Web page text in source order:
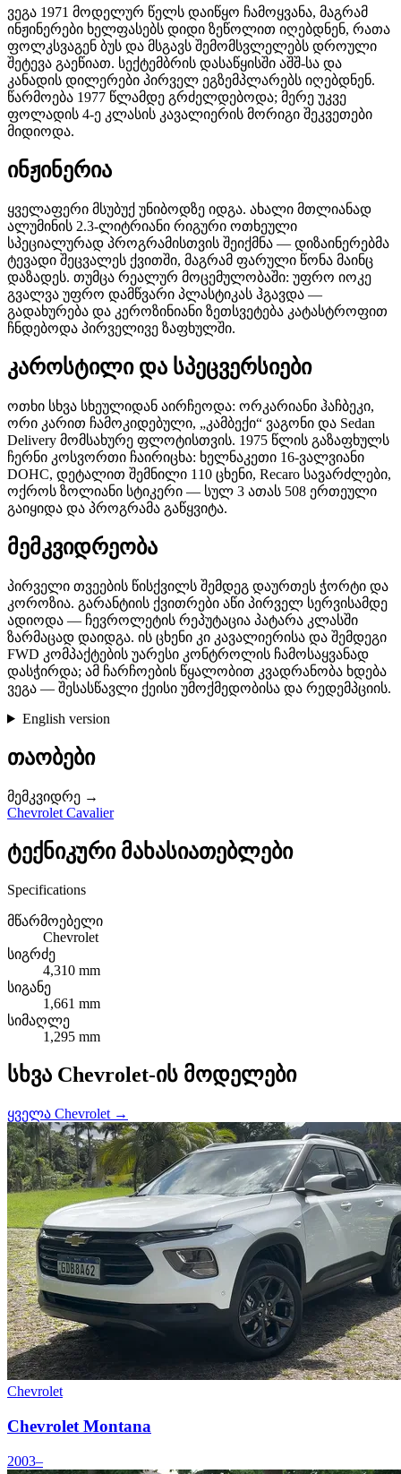
ვეგა 1971 მოდელურ წელს დაიწყო ჩამოყვანა, მაგრამ
ინჟინერები ხელფასებს დიდი ზეწოლით იღებდნენ, რათა
ფოლკსვაგენ ბუს და მსგავს შემომსვლელებს დროული
შეტევა გაეწიათ. სექტემბრის დასაწყისში აშშ-სა და
კანადის დილერები პირველ ეგზემპლარებს იღებდნენ.
წარმოება 1977 წლამდე გრძელდებოდა; მერე უკვე
ფოლადის 4-ე კლასის კავალიერის მორიგი შეკვეთები
მიდიოდა.
ინჟინერია
ყველაფერი მსუბუქ უნიბოდზე იდგა. ახალი მთლიანად
ალუმინის 2.3-ლიტრიანი რიგური ოთხეული
სპეციალურად პროგრამისთვის შეიქმნა — დიზაინერებმა
ტევადი შეცვალეს ქვითში, მაგრამ ფარული წონა მაინც
დაზადეს. თუმცა რეალურ მოცემულობაში: უფრო იოკე
გვალვა უფრო დამწვარი პლასტიკას ჰგავდა —
გადახურება და კეროზინიანი ზეთსვეტება კატასტროფით
ჩნდებოდა პირველივე ზაფხულში.
კაროსტილი და სპეცვერსიები
ოთხი სხვა სხეულიდან აირჩეოდა: ორკარიანი ჰაჩბეკი,
ორი კარით ჩამოკიდებული, „კამბექი“ ვაგონი და Sedan
Delivery მომსახურე ფლოტისთვის. 1975 წლის გაზაფხულს
ჩერნი კოსვორთი ჩაირიცხა: ხელნაკეთი 16-ვალვიანი
DOHC, დეტალით შემნილი 110 ცხენი, Recaro სავარძლები,
ოქროს ზოლიანი სტიკერი — სულ 3 ათას 508 ერთეული
გაიყიდა და პროგრამა გაწყვიტა.
მემკვიდრეობა
პირველი თვეების წისქვილს შემდეგ დაურთეს ჭორტი და
კოროზია. გარანტიის ქვითრები აწი პირველ სერვისამდე
ადიოდა — ჩევროლეტის რეპუტაცია პატარა კლასში
ზარმაცად დაიდგა. ის ცხენი კი კავალიერისა და შემდეგი
FWD კომპაქტების უარესი კონტროლის ჩამოსაყვანად
დასჭირდა; ამ ჩარჩოების წყალობით კვადრანობა ხდება
ვეგა — შესასწავლი ქეისი უმოქმედობისა და რედემპციის.
English version
თაობები
მემკვიდრე →
Chevrolet Cavalier
ტექნიკური მახასიათებლები
Specifications
მწარმოებელი
Chevrolet
სიგრძე
4,310 mm
სიგანე
1,661 mm
სიმაღლე
1,295 mm
სხვა Chevrolet-ის მოდელები
ყველა Chevrolet →
Chevrolet
Chevrolet Montana
2003–